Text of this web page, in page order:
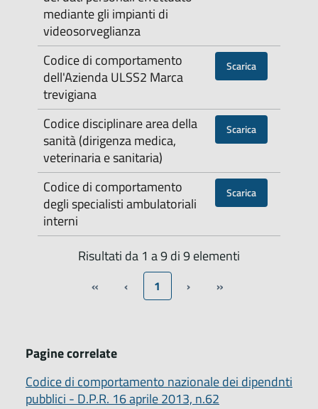
mediante gli impianti di
videosorveglianza
Codice di comportamento
dell'Azienda ULSS2 Marca
trevigiana
Scarica
Codice disciplinare area della
sanità (dirigenza medica,
veterinaria e sanitaria)
Scarica
Codice di comportamento
degli specialisti ambulatoriali
interni
Scarica
Risultati da 1 a 9 di 9 elementi
« ‹ 1 › »
Pagine correlate
Codice di comportamento nazionale dei dipendnti
pubblici - D.P.R. 16 aprile 2013, n.62